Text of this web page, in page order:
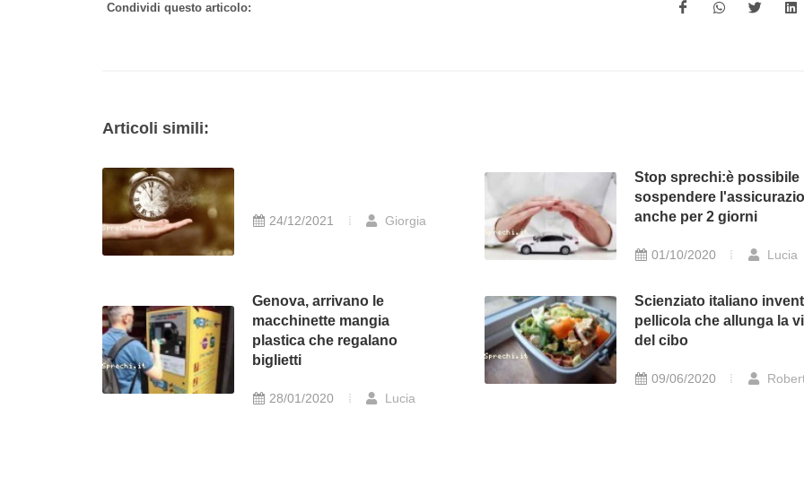
Condividi questo articolo:
Articoli simili:
24/12/2021 Giorgia
Stop sprechi:è possibile
sospendere
anche per 2 giorni
01/10/2020 Lucia
Genova, arrivano le
macchinette mangia
plastica che regalano
biglietti
28/01/2020 Lucia
Scienziato italiano
pellicola che allunga la
del cibo
09/06/2020